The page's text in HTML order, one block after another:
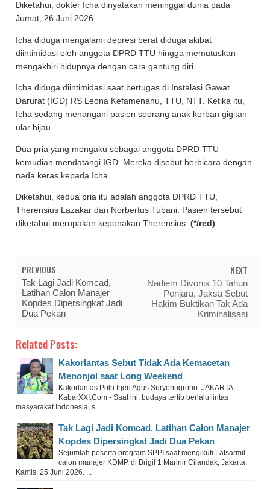
Diketahui, dokter Icha dinyatakan meninggal dunia pada
Jumat, 26 Juni 2026.
Icha diduga mengalami depresi berat diduga akibat
diintimidasi oleh anggota DPRD TTU hingga memutuskan
mengakhiri hidupnya dengan cara gantung diri.
Icha diduga diintimidasi saat bertugas di Instalasi Gawat
Darurat (IGD) RS Leona Kefamenanu, TTU, NTT. Ketika itu,
Icha sedang menangani pasien seorang anak korban gigitan
ular hijau.
Dua pria yang mengaku sebagai anggota DPRD TTU
kemudian mendatangi IGD. Mereka disebut berbicara dengan
nada keras kepada Icha.
Diketahui, kedua pria itu adalah anggota DPRD TTU,
Therensius Lazakar dan Norbertus Tubani. Pasien tersebut
diketahui merupakan keponakan Therensius.(*/red)
PREVIOUS
Tak Lagi Jadi Komcad,
Latihan Calon Manajer
Kopdes Dipersingkat Jadi
Dua Pekan
NEXT
Nadiem Divonis 10 Tahun
Penjara, Jaksa Sebut
Hakim Buktikan Tak Ada
Kriminalisasi
Related Posts:
Kakorlantas Sebut Tidak Ada Kemacetan
Menonjol saat Long Weekend
Kakorlantas Polri Irjen Agus Suryonugroho. JAKARTA,
KabarXXI.Com - Saat ini, budaya tertib berlalu lintas
masyarakat Indonesia, s ...
Tak Lagi Jadi Komcad, Latihan Calon Manajer
Kopdes Dipersingkat Jadi Dua Pekan
Sejumlah peserta program SPPI saat mengikuti Latsarmil
calon manajer KDMP, di Brigif 1 Marinir Cilandak, Jakarta,
Kamis, 25 Juni 2026. ...